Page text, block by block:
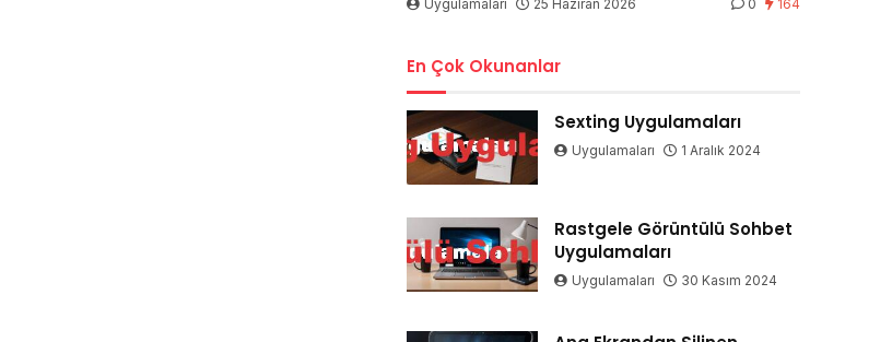
Uygulamaları 25 Haziran 2026 0 164
En Çok Okunanlar
Sexting Uygulamaları
Uygulamaları 1 Aralık 2024
Rastgele Görüntülü Sohbet
Uygulamaları
Uygulamaları 30 Kasım 2024